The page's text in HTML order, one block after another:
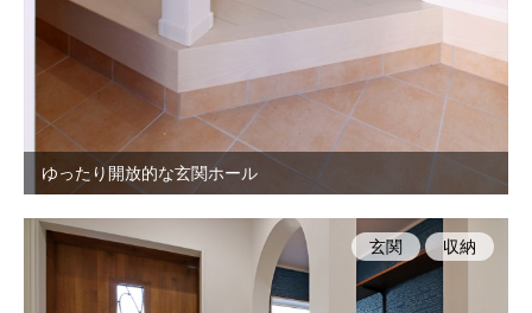
ゆったり開放的な玄関ホール
玄関 収納